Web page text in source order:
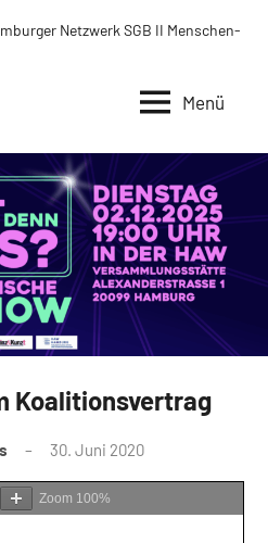
Netzwerk SGB II Menschen-
Menü
Koalitionsvertrag
30. Juni 2020
Zoom 100%